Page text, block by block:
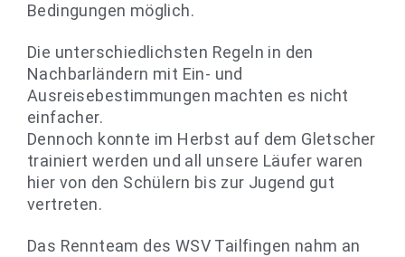
Bedingungen möglich.
Die unterschiedlichsten Regeln in den
Nachbarländern mit Ein- und
Ausreisebestimmungen machten es nicht
einfacher.
Dennoch konnte im Herbst auf dem Gletscher
trainiert werden und all unsere Läufer waren
hier von den Schülern bis zur Jugend gut
vertreten.
Das Rennteam des WSV Tailfingen nahm an